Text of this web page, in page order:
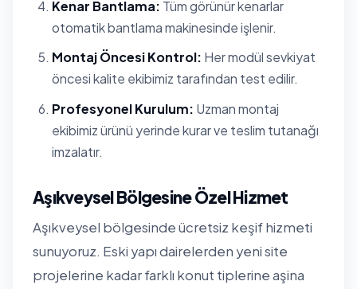
Kenar Bantlama: Tüm görünür kenarlar
otomatik bantlama makinesinde işlenir.
Montaj Öncesi Kontrol: Her modül sevkiyat
öncesi kalite ekibimiz tarafından test edilir.
Profesyonel Kurulum: Uzman montaj
ekibimiz ürünü yerinde kurar ve teslim tutanağı
imzalatır.
Aşıkveysel Bölgesine Özel Hizmet
Aşıkveysel bölgesinde ücretsiz keşif hizmeti
sunuyoruz. Eski yapı dairelerden yeni site
projelerine kadar farklı konut tiplerine aşina